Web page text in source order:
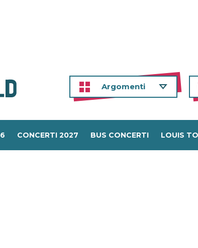
Argomenti
CONCERTI 2027 BUS CONCERTI LOUIS